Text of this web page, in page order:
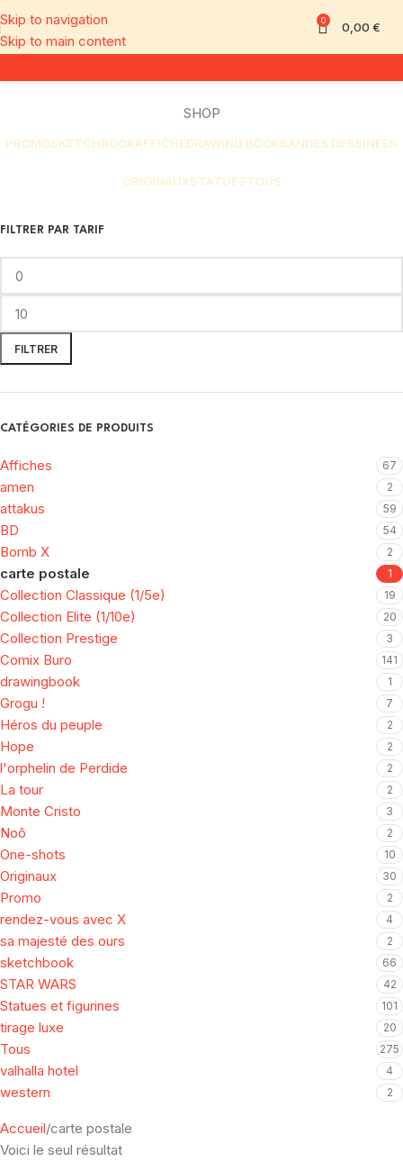
Skip to navigation
Skip to main content
0 0,00 €
SHOP
PROMOSKETCHBOOKAFFICHEDRAWING BOOKBANDES DESSINÉES
ORIGINAUXSTATUESTOUS
FILTRER PAR TARIF
FILTRER
CATÉGORIES DE PRODUITS
Affiches 67
amen 2
attakus 59
BD 54
Bomb X 2
carte postale 1
Collection Classique (1/5e) 19
Collection Elite (1/10e) 20
Collection Prestige 3
Comix Buro 141
drawingbook 1
Grogu ! 7
Héros du peuple 2
Hope 2
l'orphelin de Perdide 2
La tour 2
Monte Cristo 3
Noô 2
One-shots 10
Originaux 30
Promo 2
rendez-vous avec X 4
sa majesté des ours 2
sketchbook 66
STAR WARS 42
Statues et figurines 101
tirage luxe 20
Tous 275
valhalla hotel 4
western 2
Accueil carte postale
Voici le seul résultat